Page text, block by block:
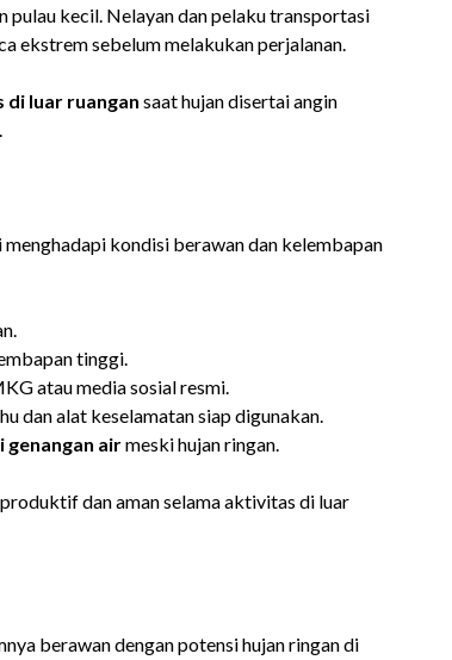
pulau kecil. Nelayan dan pelaku transportasi
ekstrem sebelum melakukan perjalanan.
luar ruangan saat hujan disertai angin
kondisi berawan dan kelembapan
tinggi.
atau media sosial resmi.
dan alat keselamatan siap digunakan.
genangan airmeski hujan ringan.
dan aman selama aktivitas di luar
berawan dengan potensi hujan ringan di